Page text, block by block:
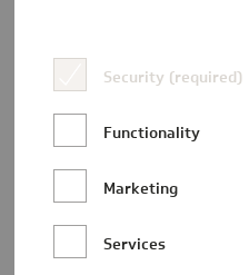
Security (required)
Functionality
Marketing
Services